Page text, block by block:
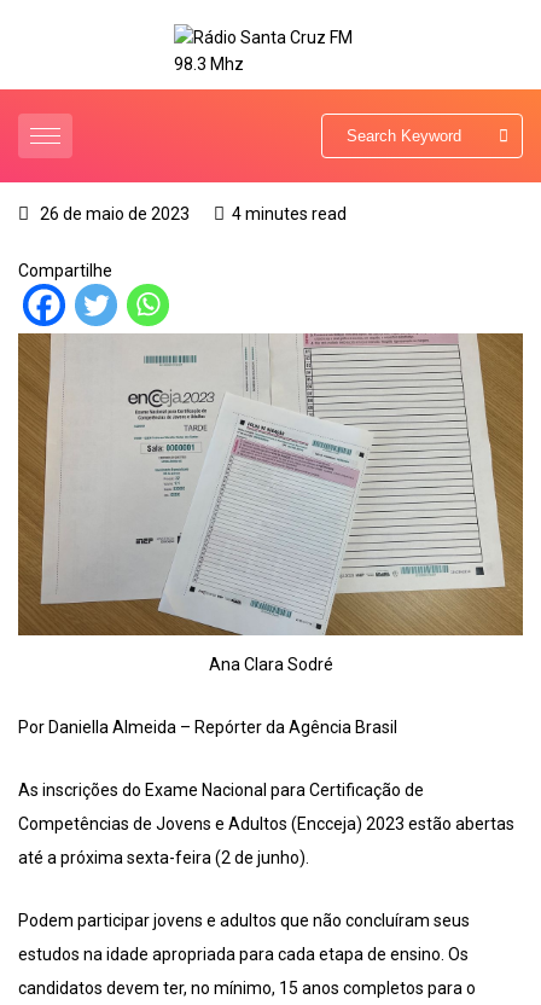
26 de maio de 2023 4 minutes read
Compartilhe
Ana Clara Sodré
Por Daniella Almeida – Repórter da Agência Brasil
As inscrições do Exame Nacional para Certificação de
Competências de Jovens e Adultos (Encceja) 2023 estão abertas
até a próxima sexta-feira (2 de junho).
Podem participar jovens e adultos que não concluíram seus
estudos na idade apropriada para cada etapa de ensino. Os
candidatos devem ter, no mínimo, 15 anos completos para o